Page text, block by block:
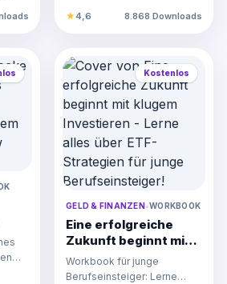
fi…
★4,6 8.868 Downloads
Kostenlos
GELD & FINANZEN•WORKBOOK
Eine erfolgreiche
Zukunft beginnt mit
klugem Investieren -
Lerne alles über ETF-
Workbook für junge
Berufseinsteiger: Lerne